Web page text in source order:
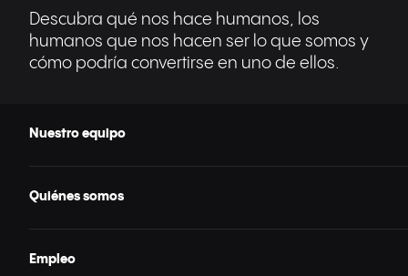
Descubra qué nos hace humanos, los
humanos que nos hacen ser lo que somos y
cómo podría convertirse en uno de ellos.
Nuestro equipo
Quiénes somos
Empleo